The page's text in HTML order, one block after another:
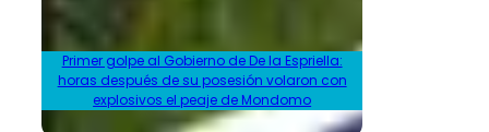
Primer golpe al Gobierno de De la Espriella:
horas después de su posesión volaron con
explosivos el peaje de Mondomo